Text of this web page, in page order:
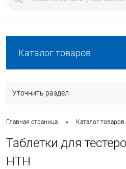
Каталог товаров
Уточнить раздел
Главная страница • Каталог товаров
Таблетки для
HTH